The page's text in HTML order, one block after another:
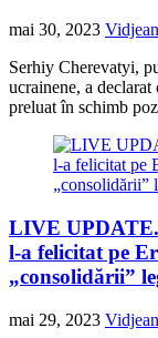
mai 30, 2023
Serhiy Cherevatyi,
ucrainene, a
preluat în schimb
LIVE UPDATE.
l-a felicitat pe
„consolidării”
mai 29, 2023